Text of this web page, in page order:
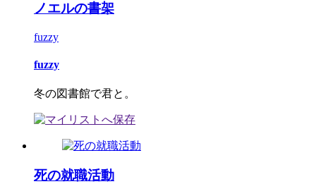
ノエルの書架
fuzzy
fuzzy
冬の図書館で君と。
死の就職活動